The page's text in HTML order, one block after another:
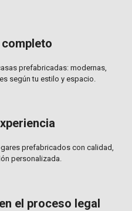
prefabricadas: modernas,
según tu estilo y espacio.
prefabricados con calidad,
personalizada.
el proceso legal